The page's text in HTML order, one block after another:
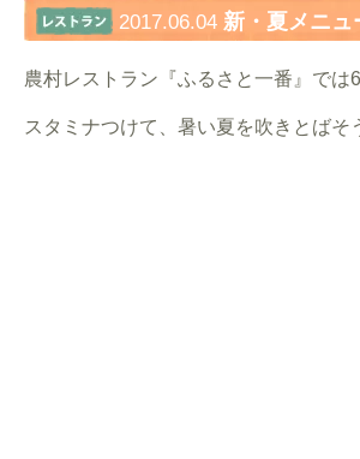
2017.06.04 新・夏メニュ
農村レストラン『ふるさと一番』では
スタミナつけて、暑い夏を吹きとばそ